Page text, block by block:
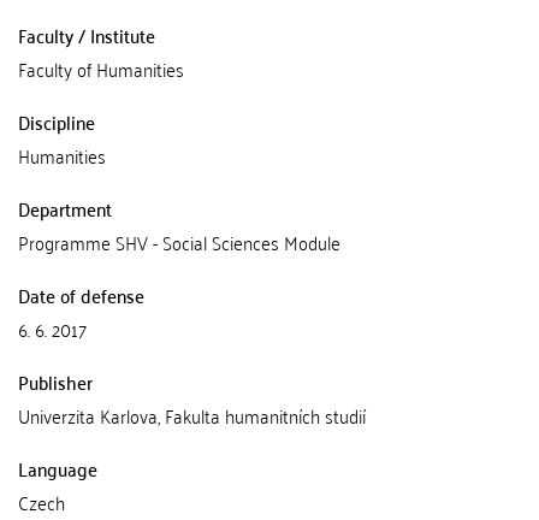
Faculty / Institute
Faculty of Humanities
Discipline
Humanities
Department
Programme SHV - Social Sciences Module
Date of defense
6. 6. 2017
Publisher
Univerzita Karlova, Fakulta humanitních studií
Language
Czech